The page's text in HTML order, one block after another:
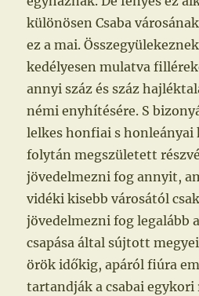
különösen Csaba
ez a mai.
kedélyesen mulatva
annyi száz és száz
némi enyhítésére. S
lelkes honfiai s honleányai
folytán megszületett
jövedelmezni fog annyit,
vidéki kisebb városától
jövedelmezni fog legalább
csapása által sújtott
örök időkig, apáról fiúra
tartandják a csabai